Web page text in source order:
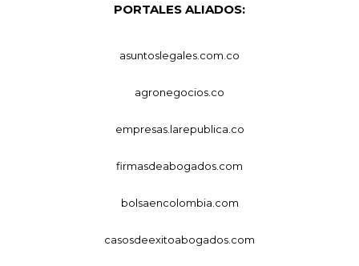
PORTALES ALIADOS:
asuntoslegales.com.co
agronegocios.co
empresas.larepublica.co
firmasdeabogados.com
bolsaencolombia.com
casosdeexitoabogados.com